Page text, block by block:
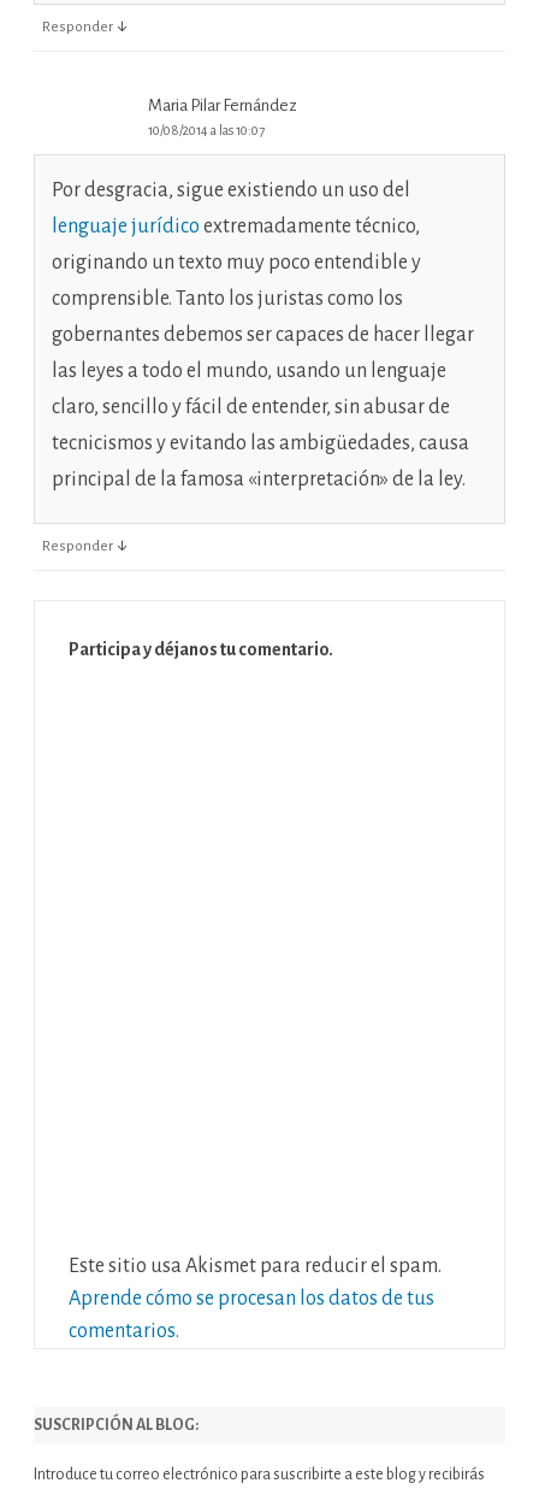
Responder ↓
Maria Pilar Fernández
10/08/2014 a las 10:07
Por desgracia, sigue existiendo un uso del
lenguaje jurídico extremadamente técnico,
originando un texto muy poco entendible y
comprensible. Tanto los juristas como los
gobernantes debemos ser capaces de hacer llegar
las leyes a todo el mundo, usando un lenguaje
claro, sencillo y fácil de entender, sin abusar de
tecnicismos y evitando las ambigüedades, causa
principal de la famosa «interpretación» de la ley.
Responder ↓
Participa y déjanos tu comentario.
Este sitio usa Akismet para reducir el spam.
Aprende cómo se procesan los datos de tus
comentarios.
SUSCRIPCIÓN AL BLOG:
Introduce tu correo electrónico para suscribirte a este blog y recibirás